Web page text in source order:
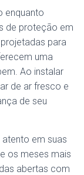
enquanto
de proteção em
para
uma
Ao instalar
de ar fresco e
de seu
em suas
os meses mais
abertas com